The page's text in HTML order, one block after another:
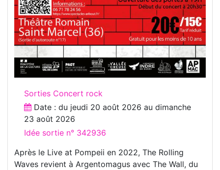
Sorties Concert rock
Date : du jeudi 20 août 2026 au dimanche
23 août 2026
Idée sortie n° 342936
Après le Live at Pompeii en 2022, The Rolling
Waves revient à Argentomagus avec The Wall, du